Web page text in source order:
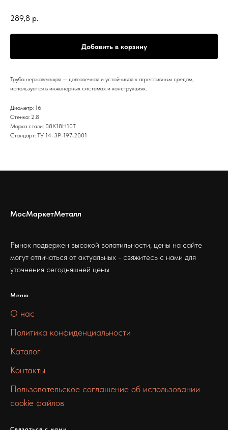
289,8 р.
Добавить в корзину
Труба нержавеющая — долговечная и устойчивая к агрессивным средам,
используется в инженерных системах и конструкциях.
Диаметр: 16
Стенка: 2.8
Марка стали: 08Х18Н10Т
Стандарт: ТУ 14-3Р-197-2001
МосМаркетМеталл
Рынок подвержен высокой волатильности, цены на сайте
могут отличаться от актуальных - свяжитесь с нами для
уточнения сегодняшней цены
Меню
О нас
Политика конфиденциальности
Каталог
Контакты
Пользовательское соглашение об использовании
cookie файлов